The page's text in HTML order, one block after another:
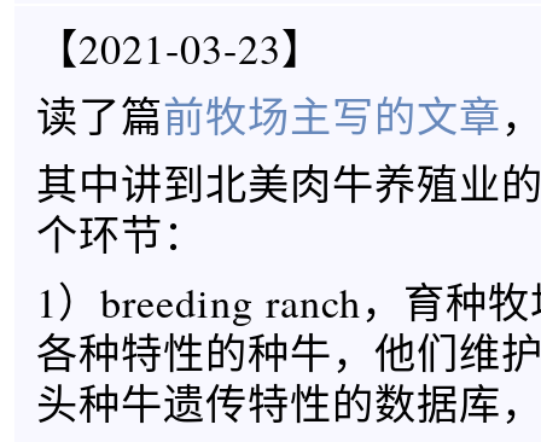
【2021-03-23】
读了篇前牧场主写的文章
其中讲到北美肉牛养殖业
个环节：
1）breeding ranch，育种
各种特性的种牛，他们维
头种牛遗传特性的数据库